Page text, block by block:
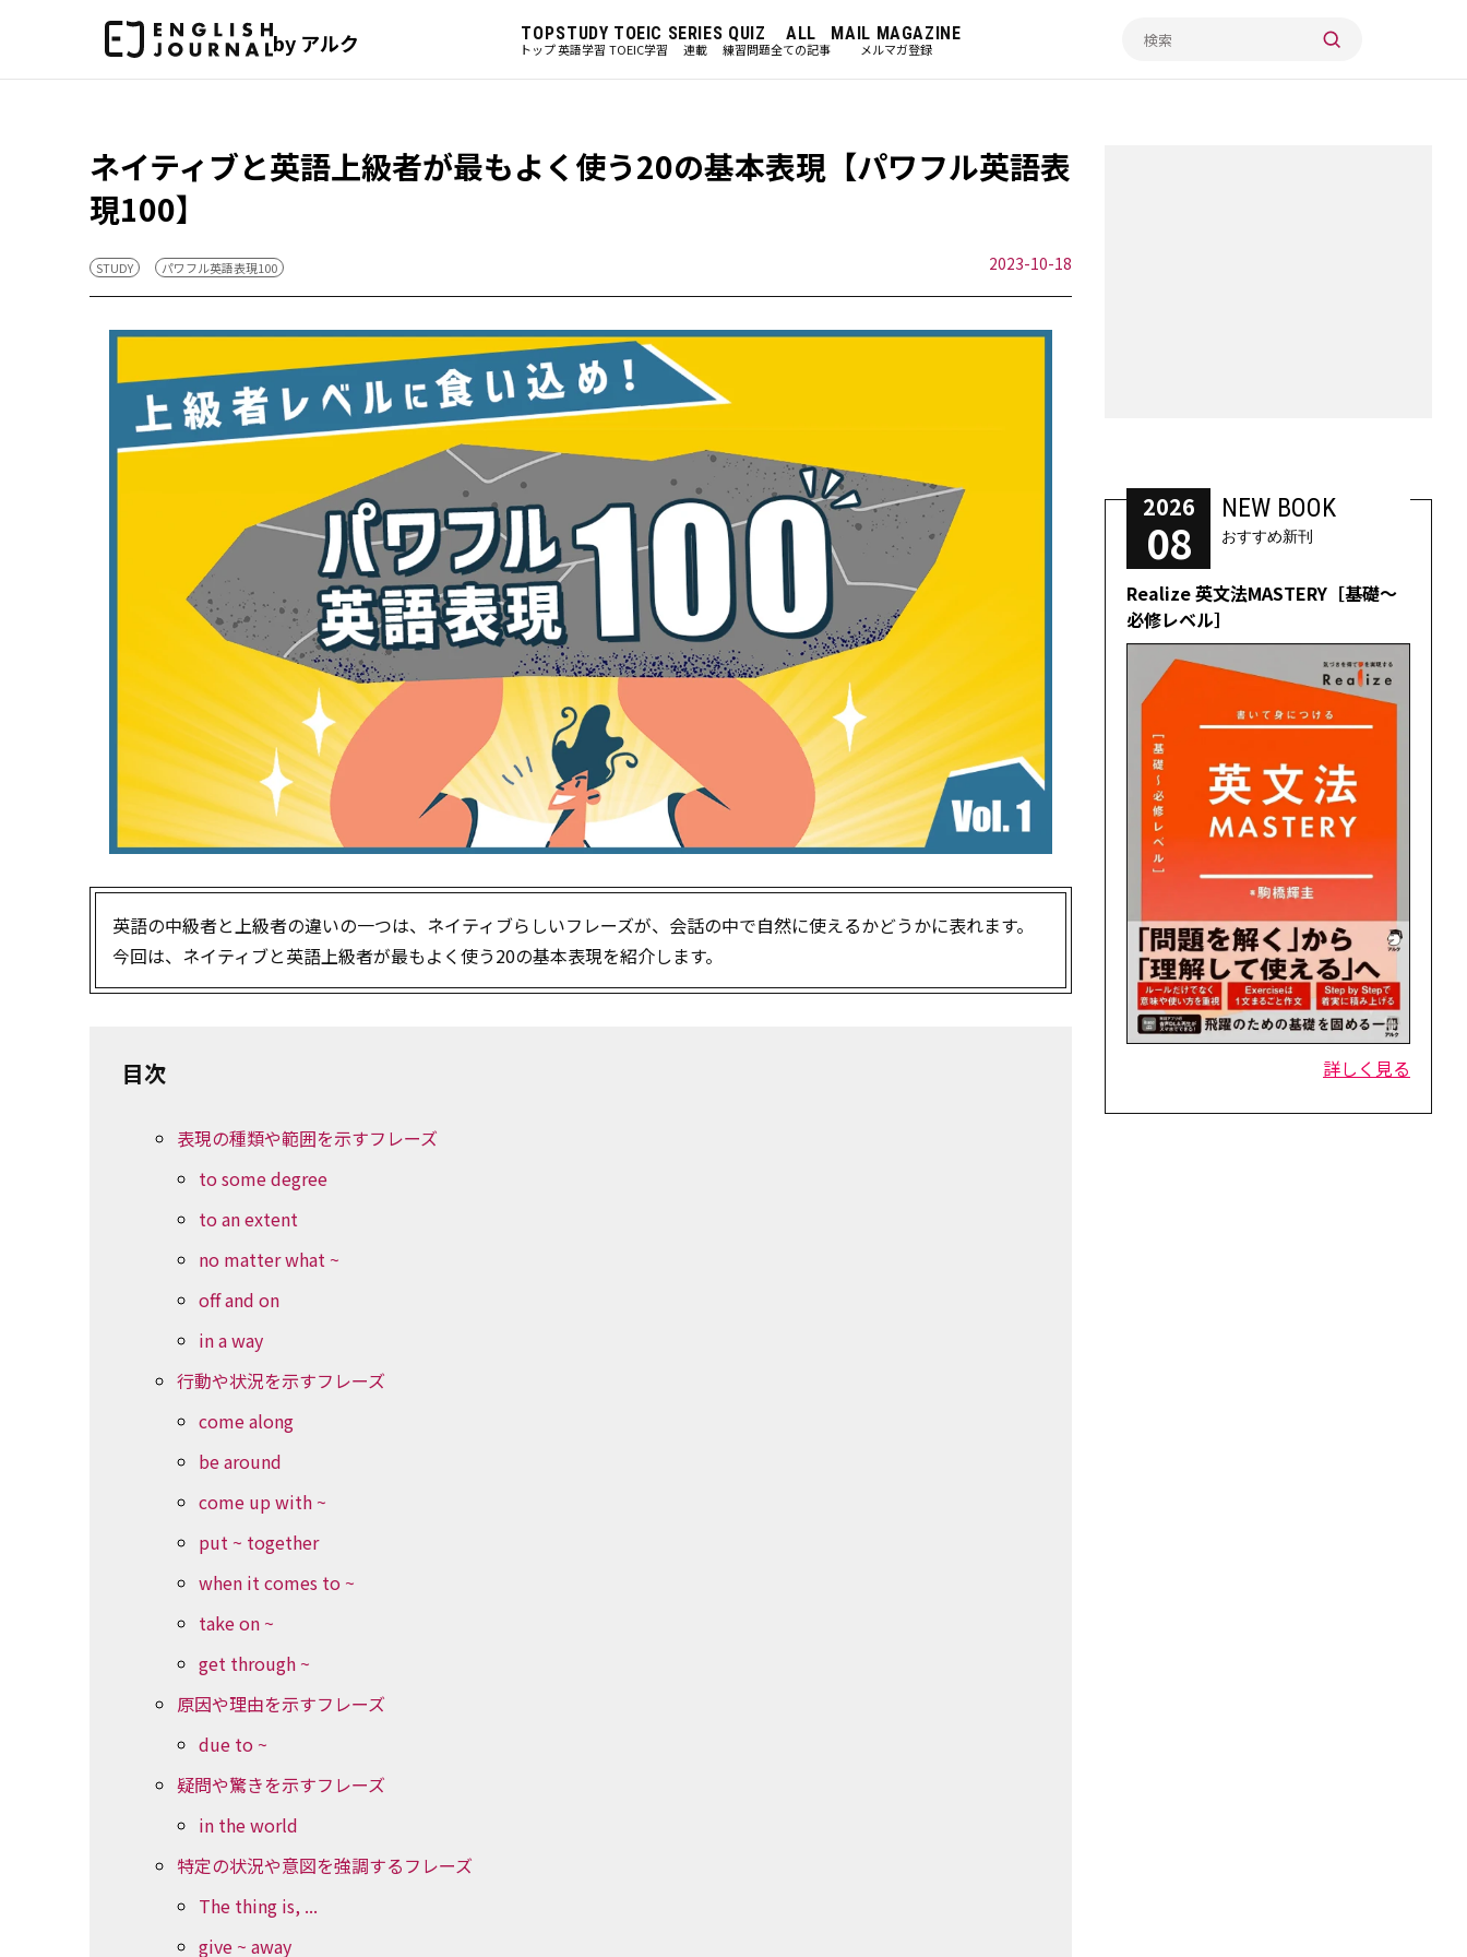
by アルク TOP
トップ
STUDY
英語学習
TOEIC
TOEIC学習
SERIES
連載
QUIZ
練習問題
ALL
全ての記事
MAIL MAGAZINE
メルマガ登録
ネイティブと英語上級者が最もよく使う20の基本表現【パワフル英語表
現100】
STUDY パワフル英語表現100 2023-10-18
英語の中級者と上級者の違いの一つは、ネイティブらしいフレーズが、会話の中で自然に使えるかどうかに表れます。
今回は、ネイティブと英語上級者が最もよく使う20の基本表現を紹介します。
目次
表現の種類や範囲を示すフレーズ
to some degree
to an extent
no matter what ~
off and on
in a way
行動や状況を示すフレーズ
come along
be around
come up with ~
put ~ together
when it comes to ~
take on ~
get through ~
原因や理由を示すフレーズ
due to ~
疑問や驚きを示すフレーズ
in the world
特定の状況や意図を強調するフレーズ
The thing is, ...
give ~ away
2026
08
NEW BOOK
おすすめ新刊
Realize 英文法MASTERY［基礎～
必修レベル］
詳しく見る